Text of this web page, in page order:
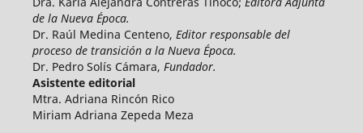
de la Nueva Época.
Dr. Raúl Medina Centeno, Editor responsable del
proceso de transición a la Nueva Época.
Dr. Pedro Solís Cámara, Fundador.
Asistente editorial
Mtra. Adriana Rincón Rico
Miriam Adriana Zepeda Meza